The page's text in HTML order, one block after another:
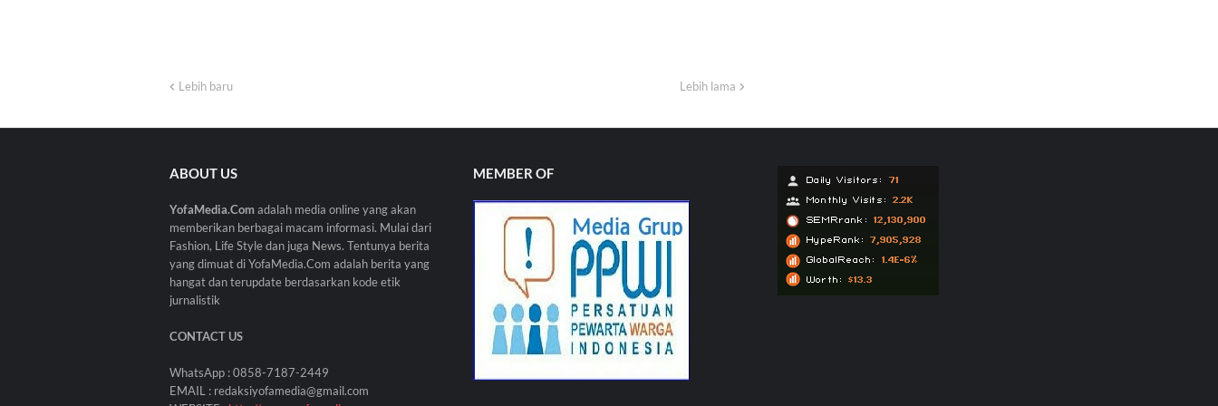
Lebih baru Lebih lama
ABOUT US
YofaMedia.Comadalah media online yang akan
memberikan berbagai macam informasi. Mulai dari
Fashion, Life Style dan juga News. Tentunya berita
yang dimuat di YofaMedia.Com adalah berita yang
hangat dan terupdate berdasarkan kode etik
jurnalistik
CONTACT US
WhatsApp : 0858-7187-2449
EMAIL : redaksiyofamedia@gmail.com
MEMBER OF